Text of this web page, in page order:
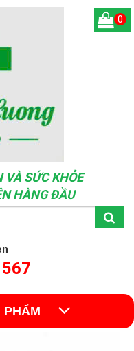
VÀ SỨC KHỎE
HÀNG ĐẦU
0
PHẨM